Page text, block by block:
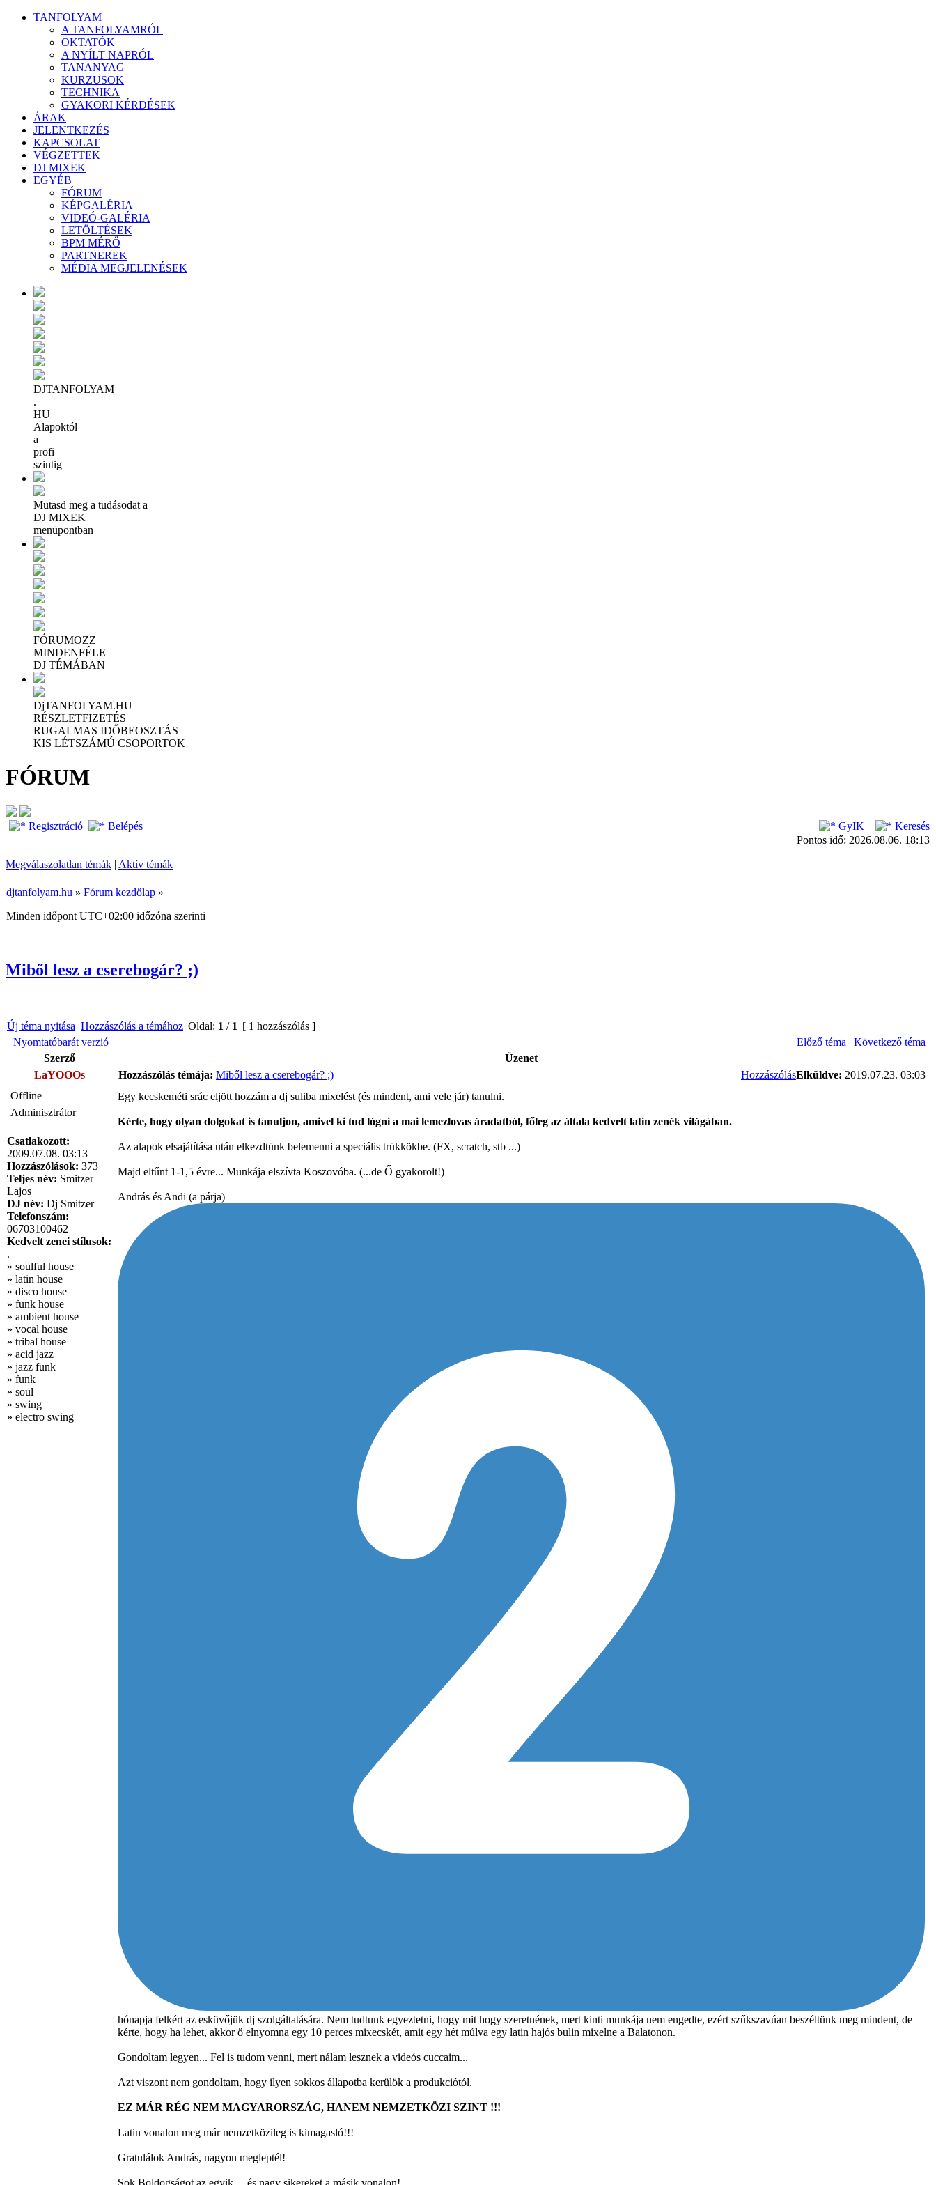
TANFOLYAM
A TANFOLYAMRÓL
OKTATÓK
A NYÍLT NAPRÓL
TANANYAG
KURZUSOK
TECHNIKA
GYAKORI KÉRDÉSEK
ÁRAK
JELENTKEZÉS
KAPCSOLAT
VÉGZETTEK
DJ MIXEK
EGYÉB
FÓRUM
KÉPGALÉRIA
VIDEÓ-GALÉRIA
LETÖLTÉSEK
BPM MÉRŐ
PARTNEREK
MÉDIA MEGJELENÉSEK
DJTANFOLYAM
.
HU
Alapoktól
a
profi
szintig
Mutasd meg a tudásodat a
DJ MIXEK
menüpontban
FÓRUMOZZ
MINDENFÉLE
DJ TÉMÁBAN
DjTANFOLYAM.HU
RÉSZLETFIZETÉS
RUGALMAS IDŐBEOSZTÁS
KIS LÉTSZÁMÚ CSOPORTOK
FÓRUM
Regisztráció Belépés GyIK
Keresés
Pontos idő: 2026.08.06. 18:13
Megválaszolatlan témák | Aktív témák
djtanfolyam.hu » Fórum kezdőlap »
Minden időpont UTC+02:00 időzóna szerinti
Miből lesz a cserebogár? ;)
Új téma nyitása Hozzászólás a témához Oldal: 1 / 1 [ 1 hozzászólás ]
Nyomtatóbarát verzió
Előző téma | Következő téma
Szerző
Üzenet
LaYOOOs
Hozzászólás témája: Miből lesz a cserebogár? ;) HozzászólásElküldve: 2019.07.23. 03:03
Offline
Adminisztrátor
Csatlakozott:
2009.07.08. 03:13
Hozzászólások: 373
Teljes név: Smitzer
Lajos
DJ név: Dj Smitzer
Telefonszám:
06703100462
Kedvelt zenei stílusok:
.
» soulful house
» latin house
» disco house
» funk house
» ambient house
» vocal house
» tribal house
» acid jazz
» jazz funk
» funk
» soul
» swing
» electro swing
Egy kecskeméti srác eljött hozzám a dj suliba mixelést (és mindent, ami vele jár) tanulni.
Kérte, hogy olyan dolgokat is tanuljon, amivel ki tud lógni a mai lemezlovas áradatból, főleg az általa kedvelt latin zenék világában.
Az alapok elsajátítása után elkezdtünk belemenni a speciális trükkökbe. (FX, scratch, stb ...)
Majd eltűnt 1-1,5 évre... Munkája elszívta Koszovóba. (...de Ő gyakorolt!)
András és Andi (a párja)
hónapja felkért az esküvőjük dj szolgáltatására. Nem tudtunk egyeztetni, hogy mit hogy szeretnének, mert kinti munkája nem engedte, ezért szűkszavúan beszéltünk meg mindent, de
kérte, hogy ha lehet, akkor ő elnyomna egy 10 perces mixecskét, amit egy hét múlva egy latin hajós bulin mixelne a Balatonon.
Gondoltam legyen... Fel is tudom venni, mert nálam lesznek a videós cuccaim...
Azt viszont nem gondoltam, hogy ilyen sokkos állapotba kerülök a produkciótól.
EZ MÁR RÉG NEM MAGYARORSZÁG, HANEM NEMZETKÖZI SZINT !!!
Latin vonalon meg már nemzetközileg is kimagasló!!!
Gratulálok András, nagyon megleptél!
Sok Boldogságot az egyik ... és nagy sikereket a másik vonalon!